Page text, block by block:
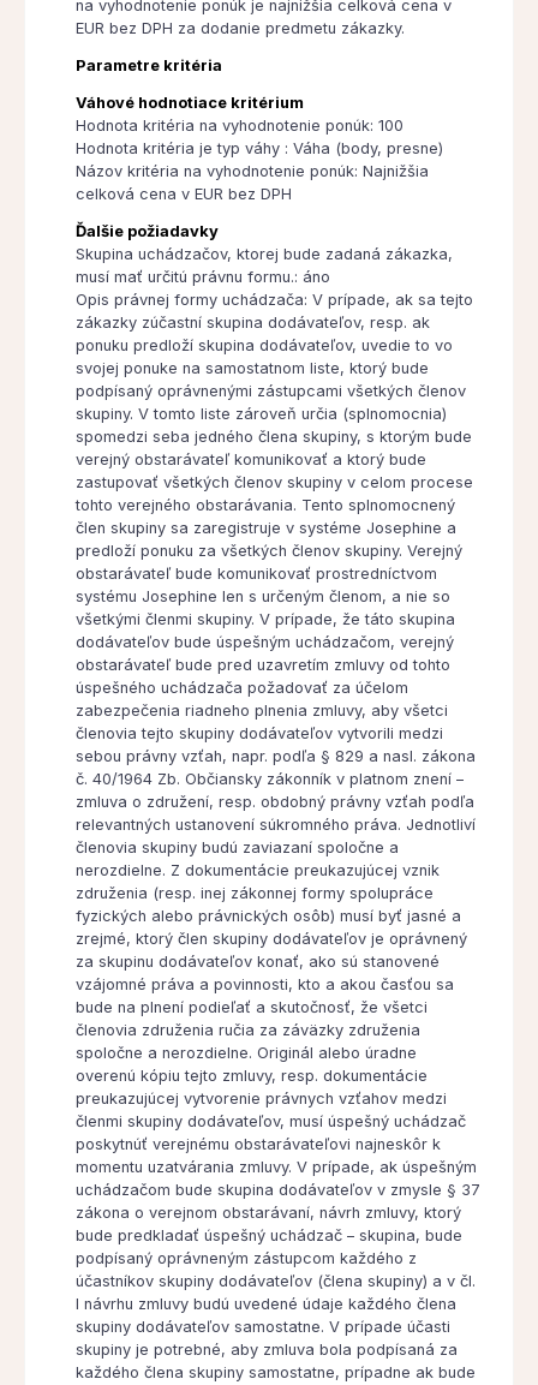
na vyhodnotenie ponúk je najnižšia celková cena v
EUR bez DPH za dodanie predmetu zákazky.
Parametre kritéria
Váhové hodnotiace kritérium
Hodnota kritéria na vyhodnotenie ponúk: 100
Hodnota kritéria je typ váhy : Váha (body, presne)
Názov kritéria na vyhodnotenie ponúk: Najnižšia
celková cena v EUR bez DPH
Ďalšie požiadavky
Skupina uchádzačov, ktorej bude zadaná zákazka,
musí mať určitú právnu formu.: áno
Opis právnej formy uchádzača: V prípade, ak sa tejto
zákazky zúčastní skupina dodávateľov, resp. ak
ponuku predloží skupina dodávateľov, uvedie to vo
svojej ponuke na samostatnom liste, ktorý bude
podpísaný oprávnenými zástupcami všetkých členov
skupiny. V tomto liste zároveň určia (splnomocnia)
spomedzi seba jedného člena skupiny, s ktorým bude
verejný obstarávateľ komunikovať a ktorý bude
zastupovať všetkých členov skupiny v celom procese
tohto verejného obstarávania. Tento splnomocnený
člen skupiny sa zaregistruje v systéme Josephine a
predloží ponuku za všetkých členov skupiny. Verejný
obstarávateľ bude komunikovať prostredníctvom
systému Josephine len s určeným členom, a nie so
všetkými členmi skupiny. V prípade, že táto skupina
dodávateľov bude úspešným uchádzačom, verejný
obstarávateľ bude pred uzavretím zmluvy od tohto
úspešného uchádzača požadovať za účelom
zabezpečenia riadneho plnenia zmluvy, aby všetci
členovia tejto skupiny dodávateľov vytvorili medzi
sebou právny vzťah, napr. podľa § 829 a nasl. zákona
č. 40/1964 Zb. Občiansky zákonník v platnom znení –
zmluva o združení, resp. obdobný právny vzťah podľa
relevantných ustanovení súkromného práva. Jednotliví
členovia skupiny budú zaviazaní spoločne a
nerozdielne. Z dokumentácie preukazujúcej vznik
združenia (resp. inej zákonnej formy spolupráce
fyzických alebo právnických osôb) musí byť jasné a
zrejmé, ktorý člen skupiny dodávateľov je oprávnený
za skupinu dodávateľov konať, ako sú stanovené
vzájomné práva a povinnosti, kto a akou časťou sa
bude na plnení podieľať a skutočnosť, že všetci
členovia združenia ručia za záväzky združenia
spoločne a nerozdielne. Originál alebo úradne
overenú kópiu tejto zmluvy, resp. dokumentácie
preukazujúcej vytvorenie právnych vzťahov medzi
členmi skupiny dodávateľov, musí úspešný uchádzač
poskytnúť verejnému obstarávateľovi najneskôr k
momentu uzatvárania zmluvy. V prípade, ak úspešným
uchádzačom bude skupina dodávateľov v zmysle § 37
zákona o verejnom obstarávaní, návrh zmluvy, ktorý
bude predkladať úspešný uchádzač – skupina, bude
podpísaný oprávneným zástupcom každého z
účastníkov skupiny dodávateľov (člena skupiny) a v čl.
I návrhu zmluvy budú uvedené údaje každého člena
skupiny dodávateľov samostatne. V prípade účasti
skupiny je potrebné, aby zmluva bola podpísaná za
každého člena skupiny samostatne, prípadne ak bude